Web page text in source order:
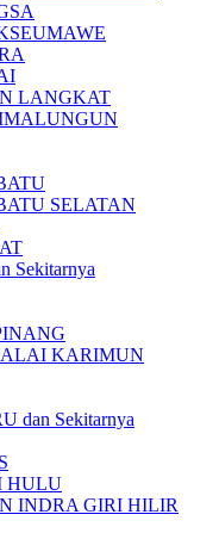
LANGKAT
SELATAN
Sekitarnya
KARIMUN
dan Sekitarnya
HULU
INDRA GIRI HILIR